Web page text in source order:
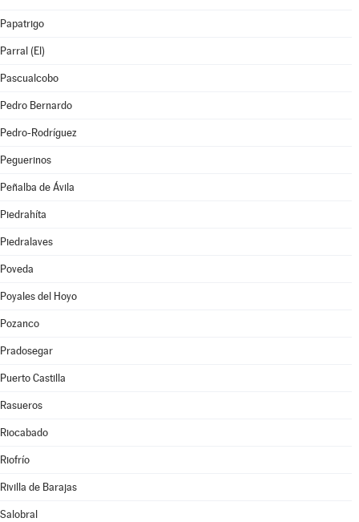
Papatrigo
Parral (El)
Pascualcobo
Pedro Bernardo
Pedro-Rodríguez
Peguerinos
Peñalba de Ávila
Piedrahíta
Piedralaves
Poveda
Poyales del Hoyo
Pozanco
Pradosegar
Puerto Castilla
Rasueros
Riocabado
Riofrío
Rivilla de Barajas
Salobral